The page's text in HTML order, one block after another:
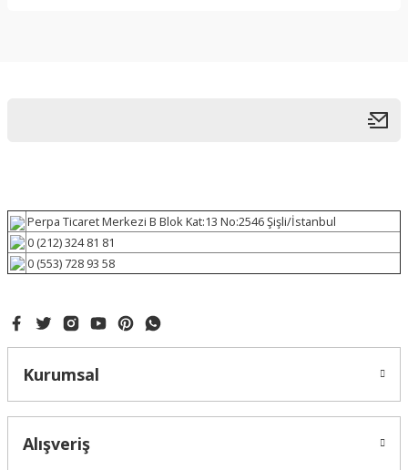
Perpa Ticaret Merkezi B Blok Kat:13 No:2546 Şişli/İstanbul
0 (212) 324 81 81
0 (553) 728 93 58
Kurumsal
Alışveriş